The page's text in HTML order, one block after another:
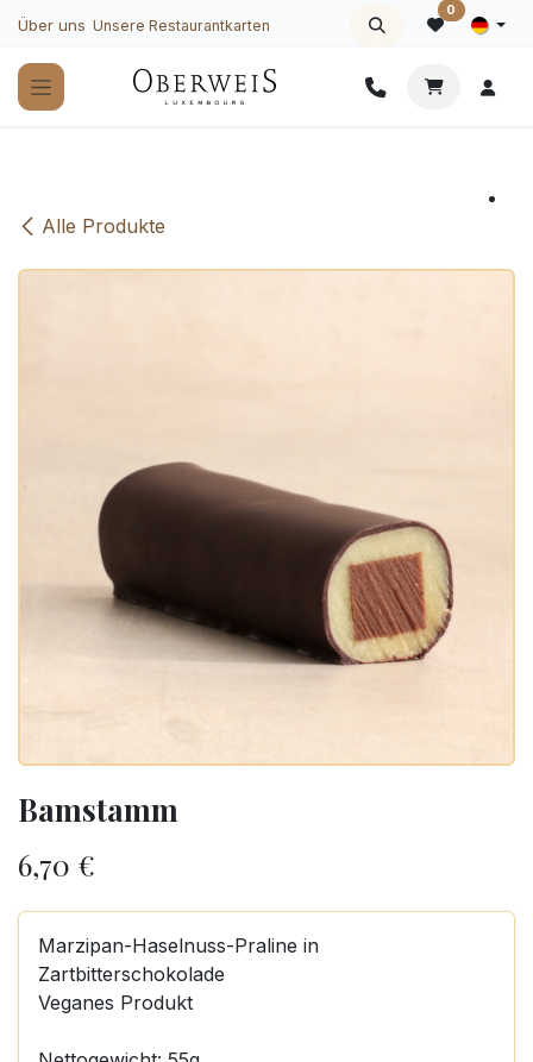
Zum Inhalt springen
Über uns Unsere Restaurantkarten
0
Alle Produkte
Bamstamm
6,70 €
Marzipan-Haselnuss-Praline in
Zartbitterschokolade
Veganes Produkt